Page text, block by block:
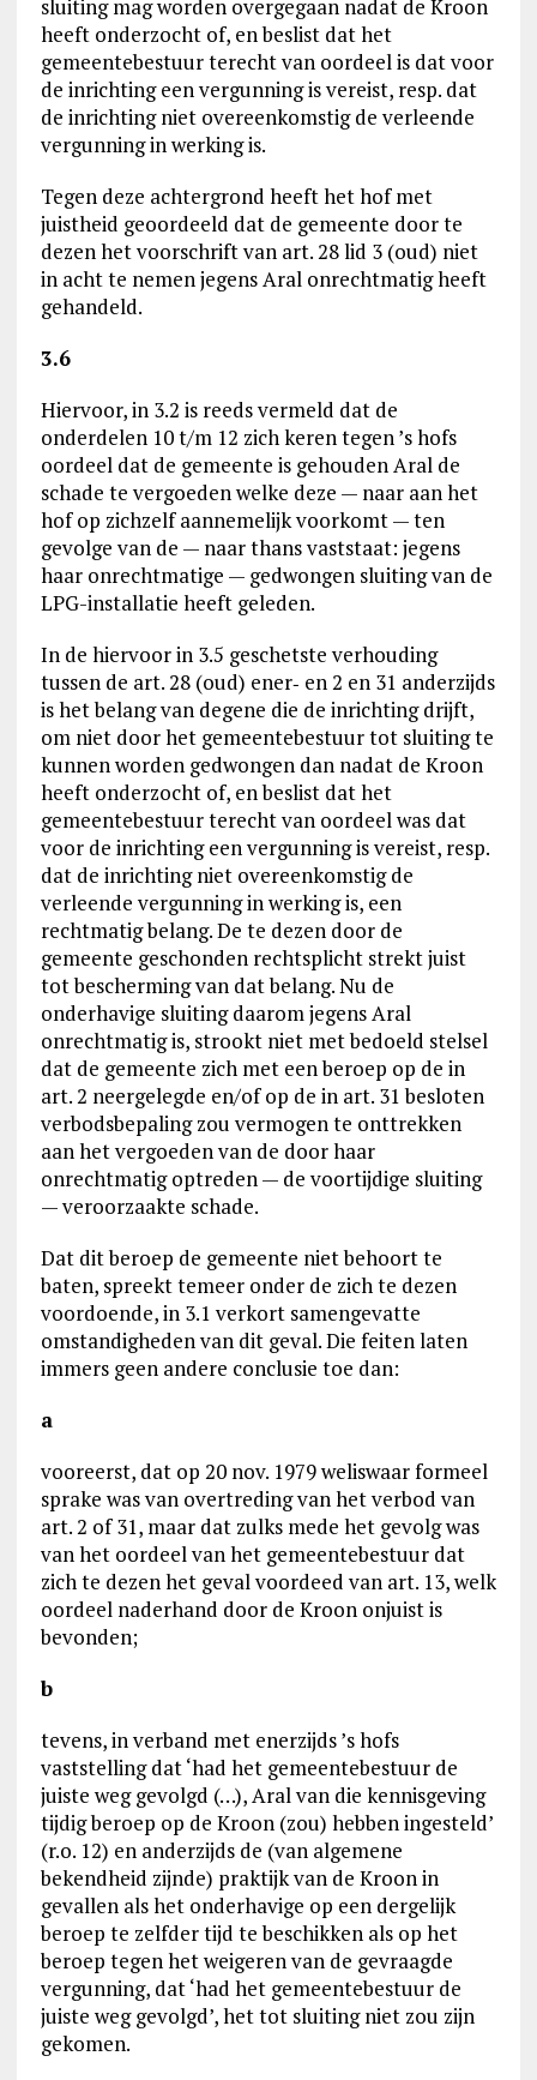
sluiting mag worden overgegaan nadat de Kroon
heeft onderzocht of, en beslist dat het
gemeentebestuur terecht van oordeel is dat voor
de inrichting een vergunning is vereist, resp. dat
de inrichting niet overeenkomstig de verleende
vergunning in werking is.
Tegen deze achtergrond heeft het hof met
juistheid geoordeeld dat de gemeente door te
dezen het voorschrift van art. 28 lid 3 (oud) niet
in acht te nemen jegens Aral onrechtmatig heeft
gehandeld.
3.6
Hiervoor, in 3.2 is reeds vermeld dat de
onderdelen 10 t/m 12 zich keren tegen ’s hofs
oordeel dat de gemeente is gehouden Aral de
schade te vergoeden welke deze — naar aan het
hof op zichzelf aannemelijk voorkomt — ten
gevolge van de — naar thans vaststaat: jegens
haar onrechtmatige — gedwongen sluiting van de
LPG-installatie heeft geleden.
In de hiervoor in 3.5 geschetste verhouding
tussen de art. 28 (oud) ener‑ en 2 en 31 anderzijds
is het belang van degene die de inrichting drijft,
om niet door het gemeentebestuur tot sluiting te
kunnen worden gedwongen dan nadat de Kroon
heeft onderzocht of, en beslist dat het
gemeentebestuur terecht van oordeel was dat
voor de inrichting een vergunning is vereist, resp.
dat de inrichting niet overeenkomstig de
verleende vergunning in werking is, een
rechtmatig belang. De te dezen door de
gemeente geschonden rechtsplicht strekt juist
tot bescherming van dat belang. Nu de
onderhavige sluiting daarom jegens Aral
onrechtmatig is, strookt niet met bedoeld stelsel
dat de gemeente zich met een beroep op de in
art. 2 neergelegde en/of op de in art. 31 besloten
verbodsbepaling zou vermogen te onttrekken
aan het vergoeden van de door haar
onrechtmatig optreden — de voortijdige sluiting
— veroorzaakte schade.
Dat dit beroep de gemeente niet behoort te
baten, spreekt temeer onder de zich te dezen
voordoende, in 3.1 verkort samengevatte
omstandigheden van dit geval. Die feiten laten
immers geen andere conclusie toe dan:
a
vooreerst, dat op 20 nov. 1979 weliswaar formeel
sprake was van overtreding van het verbod van
art. 2 of 31, maar dat zulks mede het gevolg was
van het oordeel van het gemeentebestuur dat
zich te dezen het geval voordeed van art. 13, welk
oordeel naderhand door de Kroon onjuist is
bevonden;
b
tevens, in verband met enerzijds ’s hofs
vaststelling dat ‘had het gemeentebestuur de
juiste weg gevolgd (…), Aral van die kennisgeving
tijdig beroep op de Kroon (zou) hebben ingesteld’
(r.o. 12) en anderzijds de (van algemene
bekendheid zijnde) praktijk van de Kroon in
gevallen als het onderhavige op een dergelijk
beroep te zelfder tijd te beschikken als op het
beroep tegen het weigeren van de gevraagde
vergunning, dat ‘had het gemeentebestuur de
juiste weg gevolgd’, het tot sluiting niet zou zijn
gekomen.